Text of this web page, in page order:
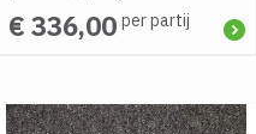
€ 336,00 per partij